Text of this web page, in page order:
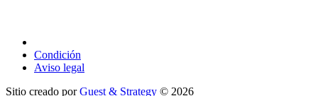
Condición
Aviso legal
Sitio creado porGuest & Strategy © 2026